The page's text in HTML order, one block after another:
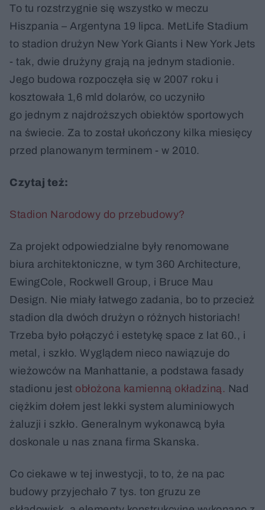
To tu rozstrzygnie się wszystko w meczu
Hiszpania – Argentyna 19 lipca. MetLife Stadium
to stadion drużyn New York Giants i New York Jets
- tak, dwie drużyny grają na jednym stadionie.
Jego budowa rozpoczęła się w 2007 roku i
kosztowała 1,6 mld dolarów, co uczyniło
go jednym z najdroższych obiektów sportowych
na świecie. Za to został ukończony kilka miesięcy
przed planowanym terminem - w 2010.
Czytaj też:
Stadion Narodowy do przebudowy?
Za projekt odpowiedzialne były renomowane
biura architektoniczne, w tym 360 Architecture,
EwingCole, Rockwell Group, i Bruce Mau
Design. Nie miały łatwego zadania, bo to przecież
stadion dla dwóch drużyn o różnych historiach!
Trzeba było połączyć i estetykę space z lat 60., i
metal, i szkło. Wyglądem nieco nawiązuje do
wieżowców na Manhattanie, a podstawa fasady
stadionu jest obłożona kamienną okładziną. Nad
ciężkim dołem jest lekki system aluminiowych
żaluzji i szkło. Generalnym wykonawcą była
doskonale u nas znana firma Skanska.
Co ciekawe w tej inwestycji, to to, że na pac
budowy przyjechało 7 tys. ton gruzu ze